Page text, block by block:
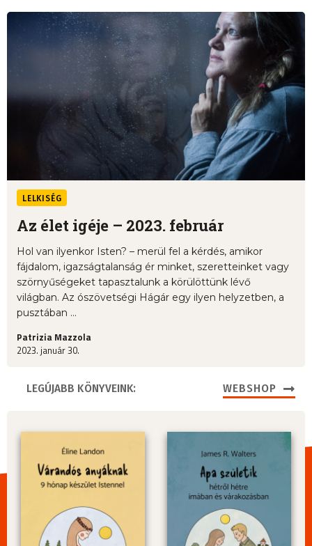
LELKISÉG
Az élet igéje – 2023. február
Hol van ilyenkor Isten? – merül fel a kérdés, amikor
fájdalom, igazságtalanság ér minket, szeretteinket vagy
szörnyűségeket tapasztalunk a körülöttünk lévő
világban. Az ószövetségi Hágár egy ilyen helyzetben, a
pusztában ...
Patrizia Mazzola
2023. január 30.
LEGÚJABB KÖNYVEINK: WEBSHOP